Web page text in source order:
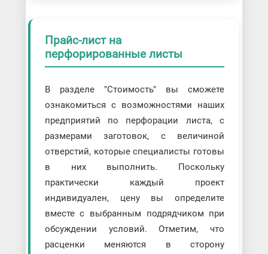
Прайс-лист на
перфорированные листы
В разделе "Стоимость" вы сможете
ознакомиться с возможностями наших
предприятий по перфорации листа, с
размерами заготовок, с величиной
отверстий, которые специалисты готовы
в них выполнить. Поскольку
практически каждый проект
индивидуален, цену вы определите
вместе с выбранным подрядчиком при
обсуждении условий. Отметим, что
расценки меняются в сторону